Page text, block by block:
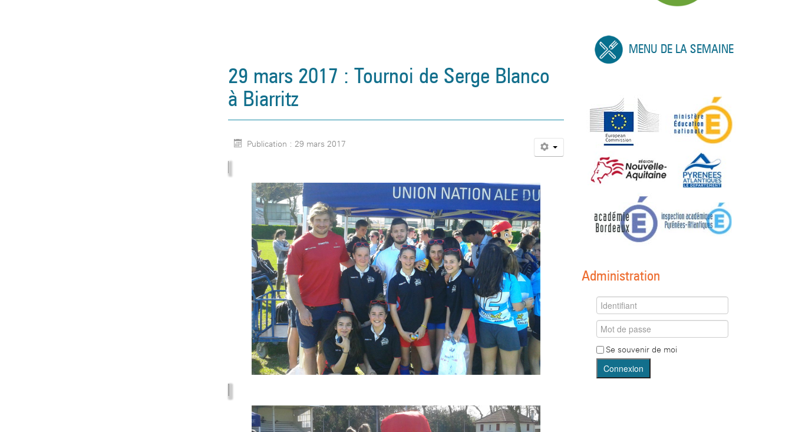
29 mars 2017 : Tournoi de Serge Blanco
à Biarritz
Publication : 29 mars 2017
MENU DE LA SEMAINE
Administration
Se souvenir de moi
Connexion